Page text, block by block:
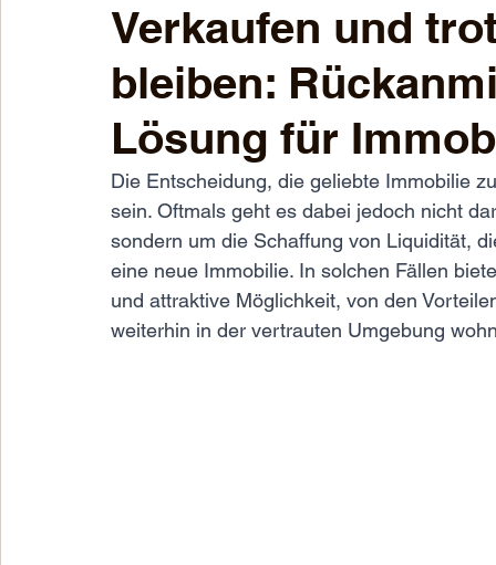
Verkaufen und
bleiben:
Lösung für
Die Entscheidung, die geliebte Immobilie
sein. Oftmals geht es dabei jedoch nicht
sondern um die Schaffung von Liquidität,
eine neue Immobilie. In solchen Fällen
und attraktive Möglichkeit, von den
weiterhin in der vertrauten Umgebung